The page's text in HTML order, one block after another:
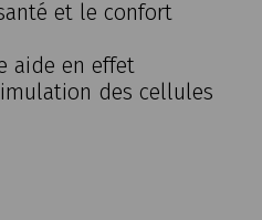
et le confort
aide en effet
des cellules